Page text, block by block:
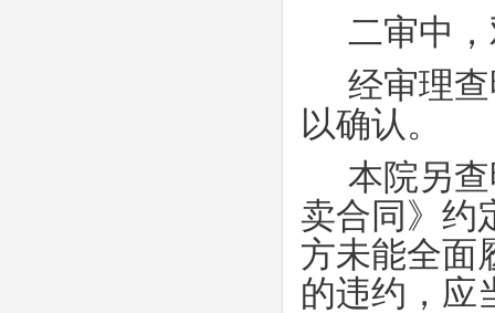
二审中
经审理
以确认。
本院另
卖合同》约
方未能全面
的违约，应